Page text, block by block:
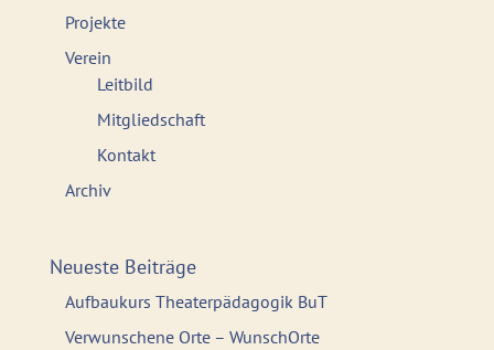
Projekte
Verein
Leitbild
Mitgliedschaft
Kontakt
Archiv
Neueste Beiträge
Aufbaukurs Theaterpädagogik BuT
Verwunschene Orte – WunschOrte